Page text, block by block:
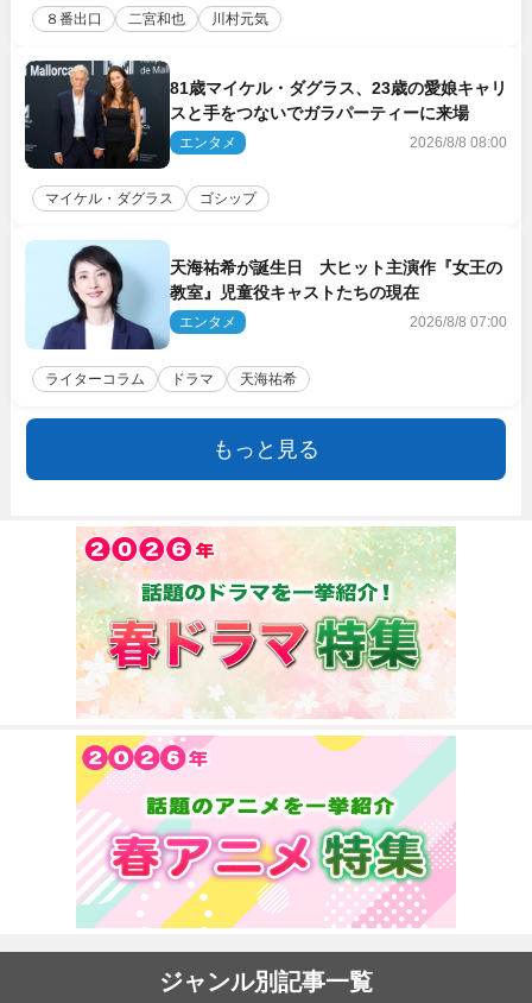
８番出口 二宮和也 川村元気
81歳マイケル・ダグラス、23歳の愛娘キャリ
スと手をつないでガラパーティーに来場
エンタメ 2026/8/8 08:00
マイケル・ダグラス ゴシップ
天海祐希が誕生日 大ヒット主演作『女王の
教室』児童役キャストたちの現在
エンタメ 2026/8/8 07:00
ライターコラム ドラマ 天海祐希
もっと見る
ジャンル別記事一覧